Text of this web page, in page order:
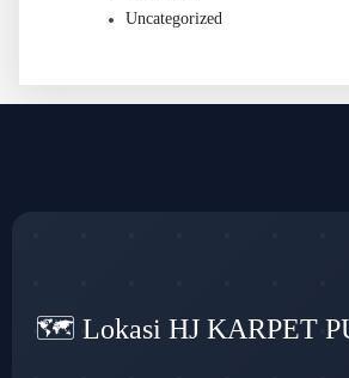
Uncategorized
🗺️ Lokasi HJ KARPET